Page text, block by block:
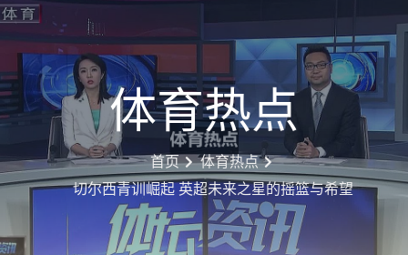
体育热点
首页
体育热点
切尔西青训崛起 英超未来之星的摇篮与希望